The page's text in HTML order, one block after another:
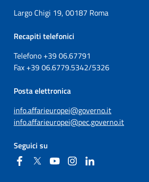
Largo Chigi 19, 00187 Roma
Recapiti telefonici
Telefono +3906.67791
Fax +3906.6779.5342/5326
Posta elettronica
info.affarieuropei@governo.it
info.affarieuropei@pec.governo.it
Seguici su
FacebookTwitter YouTubeInstagram